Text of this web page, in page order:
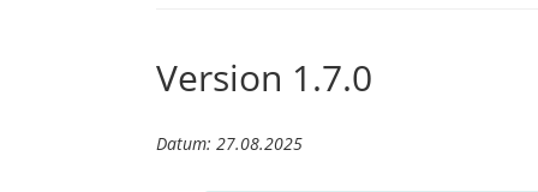
Version 1.7.0
Datum: 27.08.2025